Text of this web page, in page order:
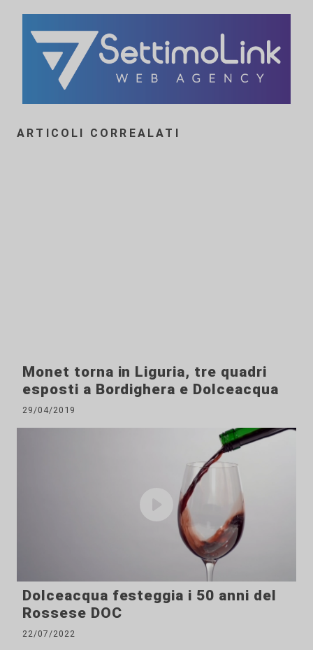
ARTICOLI CORREALATI
Monet torna in Liguria, tre quadri
esposti a Bordighera e Dolceacqua
29/04/2019
Dolceacqua festeggia i 50 anni del
Rossese DOC
22/07/2022